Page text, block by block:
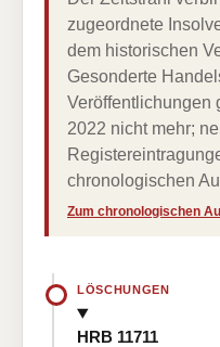
zugeordnete
dem historischen
Gesonderte
Veröffentlichungen
2022 nicht mehr;
chronologischen
Zum chronologischen
LÖSCHUNGEN
HRB 11711